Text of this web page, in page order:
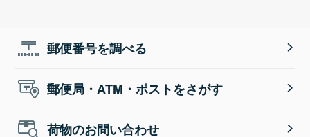
郵便番号を調べる
郵便局・ATM・ポストをさがす
荷物のお問い合わせ